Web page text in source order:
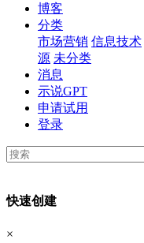
博客
分类
市场营销 信息技术
源 未分类
消息
示说GPT
申请试用
登录
快速创建
×